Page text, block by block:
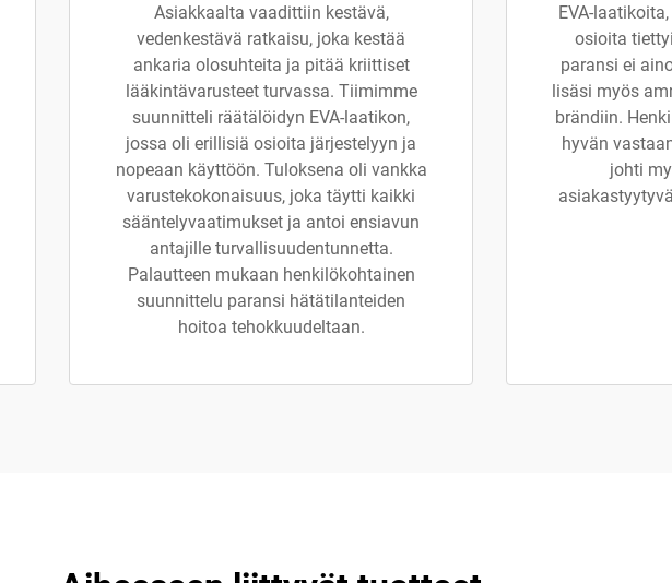
Asiakkaalta vaadittiin kestävä,
vedenkestävä ratkaisu, joka kestää
ankaria olosuhteita ja pitää kriittiset
lääkintävarusteet turvassa. Tiimimme
suunnitteli räätälöidyn EVA-laatikon,
jossa oli erillisiä osioita järjestelyyn ja
nopeaan käyttöön. Tuloksena oli vankka
varustekokonaisuus, joka täytti kaikki
sääntelyvaatimukset ja antoi ensiavun
antajille turvallisuudentunnetta.
Palautteen mukaan henkilökohtainen
suunnittelu paransi hätätilanteiden
hoitoa tehokkuudeltaan.
EVA-
osioita
paransi ei
lisäsi myös
brändiin.
hyvän
johti